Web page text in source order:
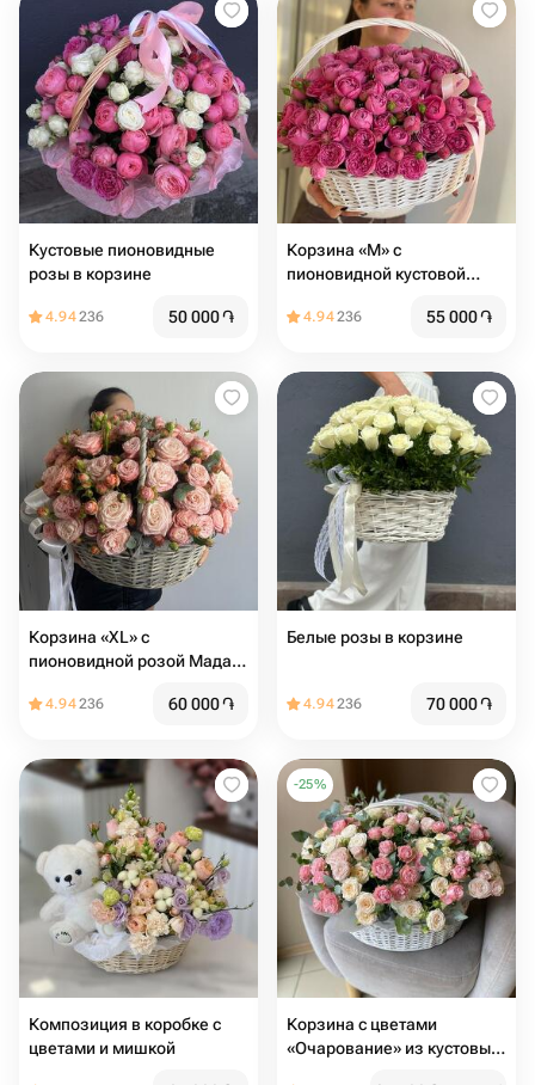
Кустовые пионовидные
розы в корзине
4.94236 50 000֏
Корзина «M» с
пионовидной кустовой
4.94236 55 000֏
Корзина «XL» c
пионовидной розой Мадам
4.94236 60 000֏
Белые розы в корзине
4.94236 70 000֏
Композиция в коробке с
цветами и мишкой
-25%
Корзина с цветами
«Очарование» из кустовых